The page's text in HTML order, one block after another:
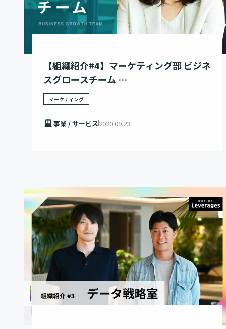
【組織紹介#4】マーケティング部 ビジネ
スグロースチーム
– 「ビジネスグロースチーム」によるオ
ペレーショナル・エクセレンスの実現 –
マーケティング
事業 / サービス2020.09.23